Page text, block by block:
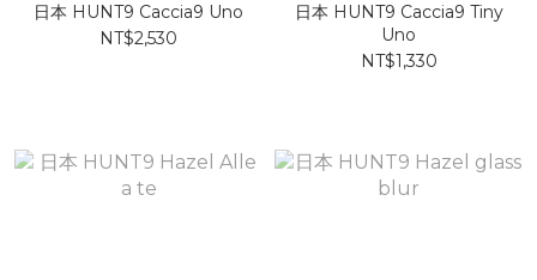
日本 HUNT9 Caccia9 Uno
NT$2,530
日本 HUNT9 Caccia9 Tiny
Uno
NT$1,330